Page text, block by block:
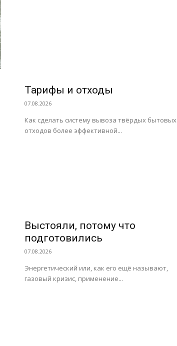
Тарифы и отходы
07.08.2026
Как сделать систему вывоза твёрдых бытовых
отходов более эффективной...
Выстояли, потому что
подготовились
07.08.2026
Энергетический или, как его ещё называют,
газовый кризис, применение...